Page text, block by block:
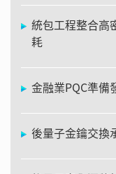
統包工程整合
耗
金融業PQC準
後量子金鑰交